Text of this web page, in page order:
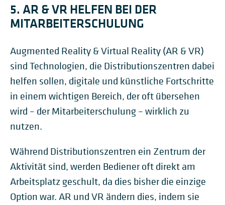
5. AR & VR HELFEN BEI DER
MITARBEITERSCHULUNG
Augmented Reality & Virtual Reality (AR & VR)
sind Technologien, die Distributionszentren dabei
helfen sollen, digitale und künstliche Fortschritte
in einem wichtigen Bereich, der oft übersehen
wird – der Mitarbeiterschulung – wirklich zu
nutzen.
Während Distributionszentren ein Zentrum der
Aktivität sind, werden Bediener oft direkt am
Arbeitsplatz geschult, da dies bisher die einzige
Option war. AR und VR ändern dies, indem sie